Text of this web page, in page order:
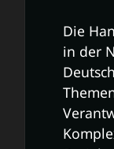
Die
in der